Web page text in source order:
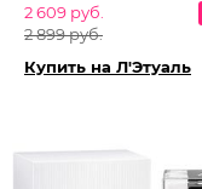
2 609 руб.
2 899 руб.
Купить на Л'Этуаль